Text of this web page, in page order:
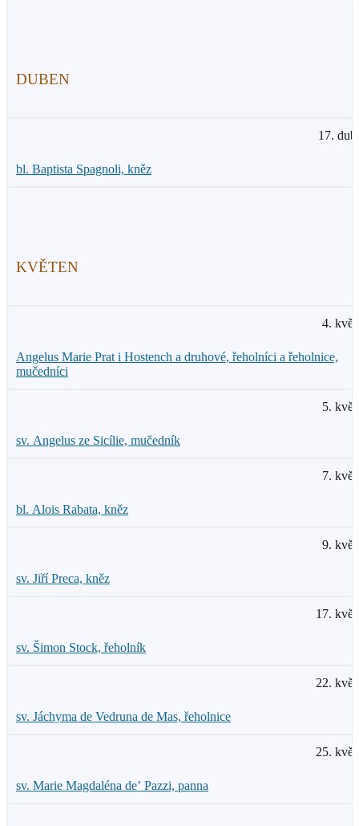
DUBEN
17.
bl. Baptista Spagnoli, kněz
KVĚTEN
4.
Angelus Marie Prat i Hostench a druhové, řeholníci a řeholnice,
mučedníci
5.
sv. Angelus ze Sicílie, mučedník
7.
bl. Alois Rabata, kněz
9.
sv. Jiří Preca, kněz
17.
sv. Šimon Stock, řeholník
22.
sv. Jáchyma de Vedruna de Mas, řeholnice
25.
sv. Marie Magdaléna de’ Pazzi, panna